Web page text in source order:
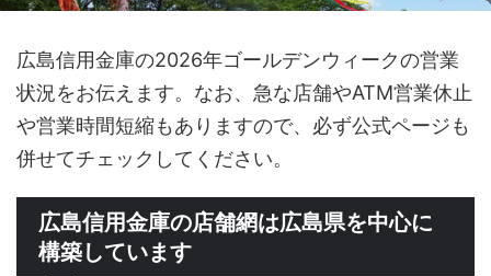
広島信用金庫の2026年ゴールデンウィークの営業
状況をお伝えます。なお、急な店舗やATM営業休止
や営業時間短縮もありますので、必ず公式ページも
併せてチェックしてください。
広島信用金庫の店舗網は広島県を中心に
構築しています